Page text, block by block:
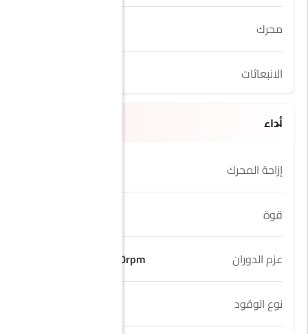
محرك
الانبعاثات
أداء
إزاحة المحرك
قوة
عزم الدوران 350Nm@1650-4400rpm
نوع الوقود